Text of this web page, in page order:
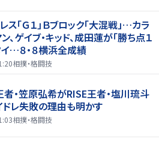
「Ｇ１」Ｂブロック「大混戦」…カラ
、ゲイブ・キッド、成田蓮が「勝ち点１
イ…８・８横浜全成績
相撲・格闘技
者・笠原弘希がRISE王者・塩川琉斗
ドレ失敗の理由も明かす
相撲・格闘技